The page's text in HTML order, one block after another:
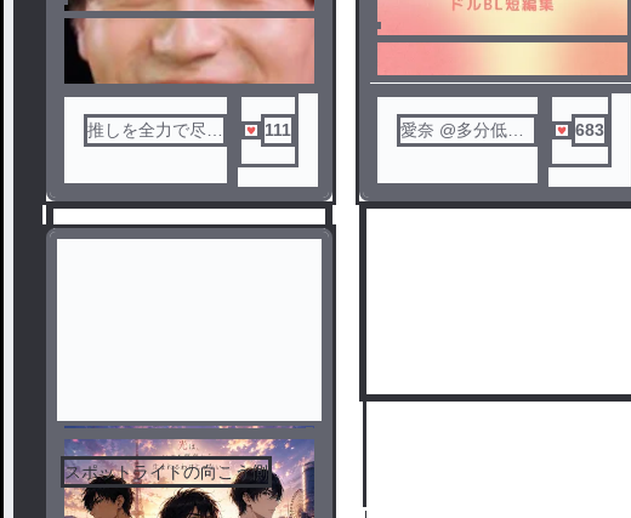
推しを全力で尽く
111
愛奈 @多分低浮
683
スポットライトの向こう側